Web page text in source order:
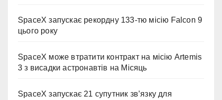
SpaceX запускає рекордну 133-тю місію Falcon 9
цього року
SpaceX може втратити контракт на місію Artemis
3 з висадки астронавтів на Місяць
SpaceX запускає 21 супутник зв’язку для